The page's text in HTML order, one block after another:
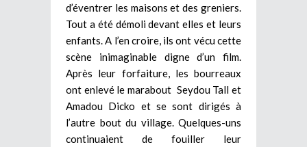
d’éventrer les maisons et des greniers.
Tout a été démoli devant elles et leurs
enfants. A l’en croire, ils ont vécu cette
scène inimaginable digne d’un film.
Après leur forfaiture, les bourreaux
ont enlevé le marabout Seydou Tall et
Amadou Dicko et se sont dirigés à
l’autre bout du village. Quelques-uns
continuaient de fouiller leur